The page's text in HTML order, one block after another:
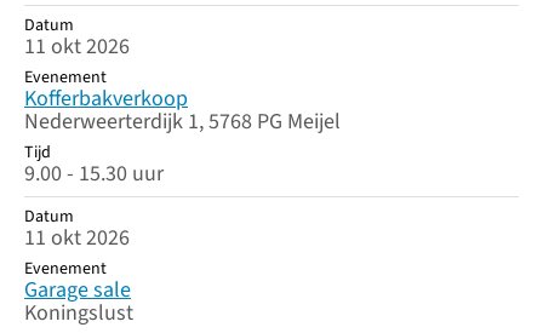
Datum
11 okt 2026
Evenement
Kofferbakverkoop
Nederweerterdijk 1, 5768 PG Meijel
Tijd
9.00 - 15.30 uur
Datum
11 okt 2026
Evenement
Garage sale
Koningslust